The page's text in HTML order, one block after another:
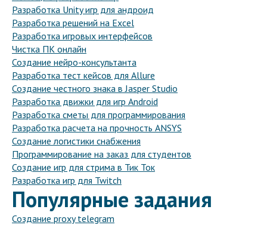
Разработка Unity игр для андроид
Разработка решений на Excel
Разработка игровых интерфейсов
Чистка ПК онлайн
Создание нейро-консультанта
Разработка тест кейсов для Allure
Создание честного знака в Jasper Studio
Разработка движки для игр Android
Разработка сметы для программирования
Разработка расчета на прочность ANSYS
Создание логистики снабжения
Программирование на заказ для студентов
Создание игр для стрима в Тик Ток
Разработка игр для Twitch
Популярные задания
Создание proxy telegram